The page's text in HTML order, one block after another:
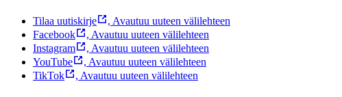
Tilaa uutiskirje , Avautuu uuteen välilehteen
Facebook
, Avautuu uuteen välilehteen
Instagram
, Avautuu uuteen välilehteen
YouTube
, Avautuu uuteen välilehteen
TikTok
, Avautuu uuteen välilehteen